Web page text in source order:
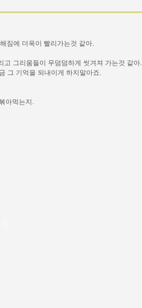
해짐에 더욱이 빨리가는것 같아.
고 그리움들이 무덤덤하게 씻겨져 가는것 같아.
그 기억을 되내이게 하지말아죠.
아먹는지.